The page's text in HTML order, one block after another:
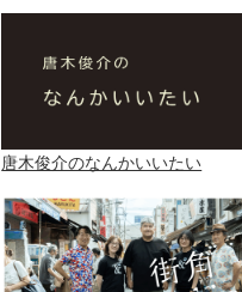
唐木俊介のなんかいいたい